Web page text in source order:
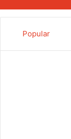
Popular